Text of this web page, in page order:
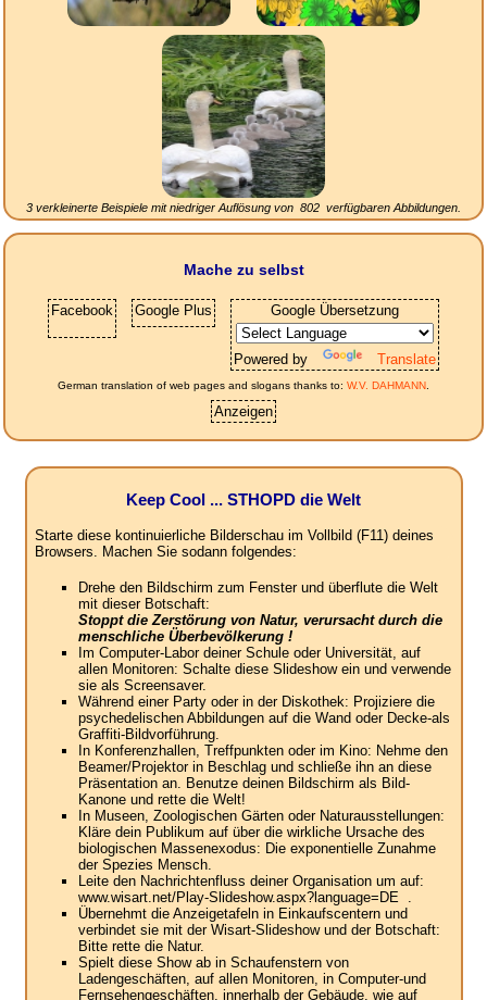
3 verkleinerte Beispiele mit niedriger Auflösung von 802 verfügbaren Abbildungen.
Mache zu selbst
Facebook Google Plus Google Übersetzung
Powered by Translate
German translation of web pages and slogans thanks to: W.V. DAHMANN.
Anzeigen
Keep Cool ... STHOPD die Welt
Starte diese kontinuierliche Bilderschau im Vollbild (F11) deines
Browsers. Machen Sie sodann folgendes:
Drehe den Bildschirm zum Fenster und überflute die Welt
mit dieser Botschaft:
Stoppt die Zerstörung von Natur, verursacht durch die
menschliche Überbevölkerung !
Im Computer-Labor deiner Schule oder Universität, auf
allen Monitoren: Schalte diese Slideshow ein und verwende
sie als Screensaver.
Während einer Party oder in der Diskothek: Projiziere die
psychedelischen Abbildungen auf die Wand oder Decke-als
Graffiti-Bildvorführung.
In Konferenzhallen, Treffpunkten oder im Kino: Nehme den
Beamer/Projektor in Beschlag und schließe ihn an diese
Präsentation an. Benutze deinen Bildschirm als Bild-
Kanone und rette die Welt!
In Museen, Zoologischen Gärten oder Naturausstellungen:
Kläre dein Publikum auf über die wirkliche Ursache des
biologischen Massenexodus: Die exponentielle Zunahme
der Spezies Mensch.
Leite den Nachrichtenfluss deiner Organisation um auf:
www.wisart.net/Play-Slideshow.aspx?language=DE .
Übernehmt die Anzeigetafeln in Einkaufscentern und
verbindet sie mit der Wisart-Slideshow und der Botschaft:
Bitte rette die Natur.
Spielt diese Show ab in Schaufenstern von
Ladengeschäften, auf allen Monitoren, in Computer-und
Fernsehengeschäften, innerhalb der Gebäude, wie auf